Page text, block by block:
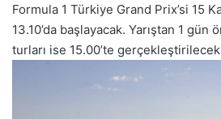
Formula 1 Türkiye Grand Prix’si 15
13.10’da başlayacak. Yarıştan 1 gün
turları ise 15.00’te